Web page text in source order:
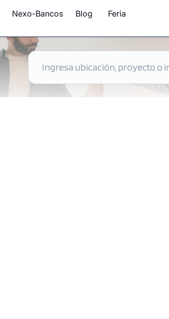
Nexo-Bancos Blog Feria